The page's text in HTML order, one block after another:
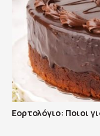
Εορτολόγιο: Ποιοι